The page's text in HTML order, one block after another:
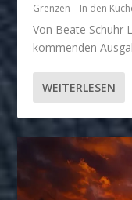
Grenzen – In den
Von Beate Schuhr
kommenden
WEITERLESEN